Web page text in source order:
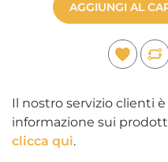
AGGIUNGI AL
Il nostro servizio clienti
informazione sui
clicca qui.